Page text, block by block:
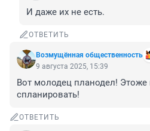
И даже их не есть.
ОТВЕТИТЬ
Возмущëнная общественность
9 августа 2025, 15:39
Вот молодец планодел!
спланировать!
ОТВЕТИТЬ